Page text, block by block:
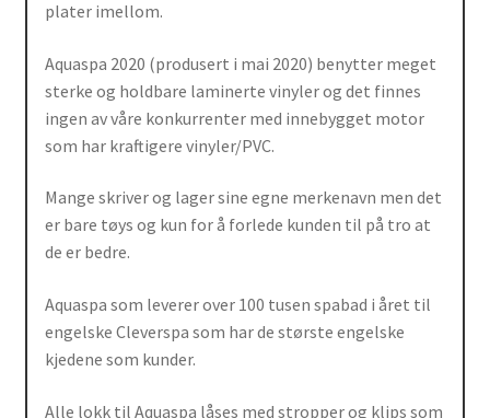
plater imellom.
Aquaspa 2020 (produsert i mai 2020) benytter meget
sterke og holdbare laminerte vinyler og det finnes
ingen av våre konkurrenter med innebygget motor
som har kraftigere vinyler/PVC.
Mange skriver og lager sine egne merkenavn men det
er bare tøys og kun for å forlede kunden til på tro at
de er bedre.
Aquaspa som leverer over 100 tusen spabad i året til
engelske Cleverspa som har de største engelske
kjedene som kunder.
Alle lokk til Aquaspa låses med stropper og klips som